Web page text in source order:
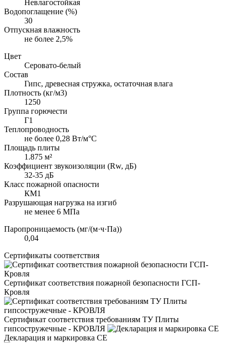
Невлагостойкая
Водопоглащение (%)
30
Отпускная влажность
не более 2,5%
Цвет
Серовато-белый
Состав
Гипс, древесная стружка, остаточная влага
Плотность (кг/м3)
1250
Группа горючести
Г1
Теплопроводность
не более 0,28 Вт/м°С
Площадь плиты
1.875 м²
Коэффициент звукоизоляции (Rw, дБ)
32-35 дБ
Класс пожарной опасности
КМ1
Разрушающая нагрузка на изгиб
не менее 6 МПа
Паропроницаемость (мг/(м·ч·Па))
0,04
Сертификаты соответствия
Сертификат соответствия пожарной безопасности ГСП-
Кровля
Сертификат соответствия требованиям ТУ Плиты
гипсостружечные - КРОВЛЯ
Декларация и маркировка CE